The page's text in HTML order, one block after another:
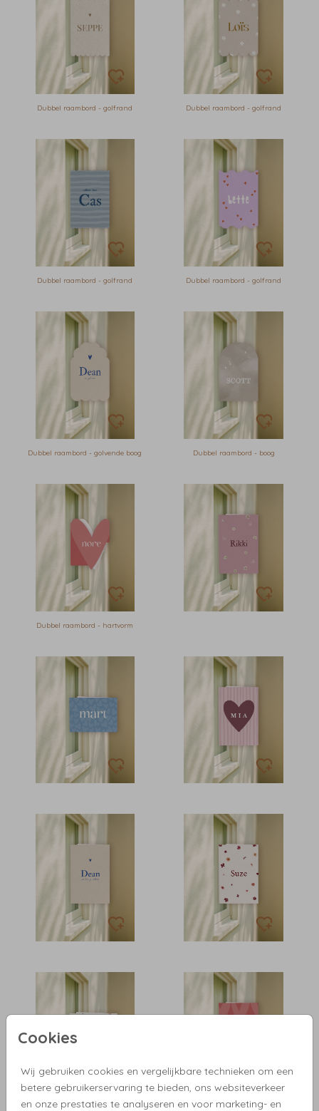
Cookies
Wij gebruiken cookies en vergelijkbare technieken om een
betere gebruikerservaring te bieden, ons websiteverkeer
en onze prestaties te analyseren en voor marketing- en
Dubbel raambord - golfrand Dubbel raambord - golfrand
Dubbel raambord - golfrand Dubbel raambord - golfrand
Dubbel raambord - golvende boog Dubbel raambord - boog
Dubbel raambord - hartvorm